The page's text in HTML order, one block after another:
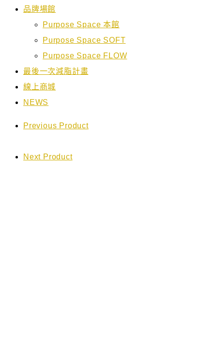
品牌場館
Purpose Space 本館
Purpose Space SOFT
Purpose Space FLOW
最後一次減脂計畫
線上商城
NEWS
Previous Product
Next Product